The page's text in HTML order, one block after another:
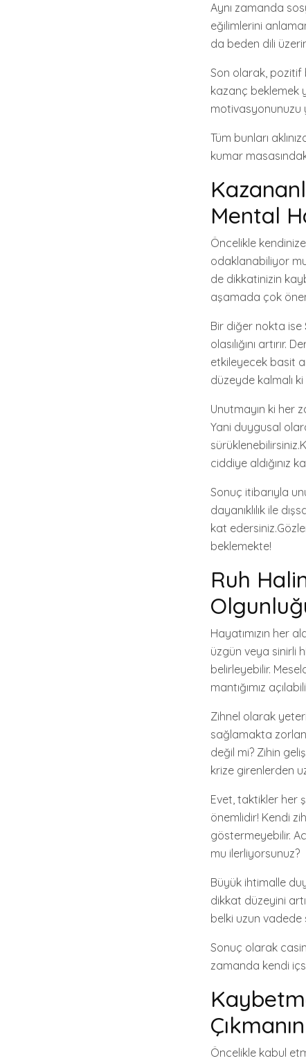
Aynı zamanda
eğilimlerini
da beden dili
Son olarak, pozitif
kazanç beklemek
motivasyonunuzu
Tüm bunları
kumar
Mental
Öncelikle
odaklanabiliyor
de dikkatinizin
aşamada çok
Bir diğer nokta ise
olasılığını
etkileyecek basit
düzeyde kalmalı
Unutmayın ki her
Yani duygusal
ciddiye aldığınız
Sonuç itibarıyla
dayanıklılık ile
kat
beklemekte!
Ruh
Hayatımızın her
üzgün veya sinirli
belirleyebilir.
mantığımız
Zihnel olarak
sağlamakta
değil mi? Zihin
krize girenlerden
Evet, taktikler her
önemlidir! Kendi
göstermeyebilir.
mu ilerliyorsunuz?
Büyük ihtimalle
dikkat düzeyini
belki uzun vadede
Sonuç olarak
zamanda kendi
Öncelikle kabul